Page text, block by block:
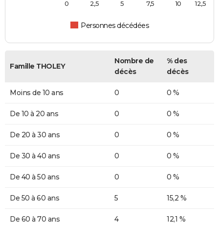
Personnes décédées
0 10
2,5 5 7,5 12,5
Famille THOLEY
Nombre de
décès
% des
décès
Moins de 10 ans 0 0 %
De 10 à 20 ans 0 0 %
De 20 à 30 ans 0 0 %
De 30 à 40 ans 0 0 %
De 40 à 50 ans 0 0 %
De 50 à 60 ans 5 15,2 %
De 60 à 70 ans 4 12,1 %